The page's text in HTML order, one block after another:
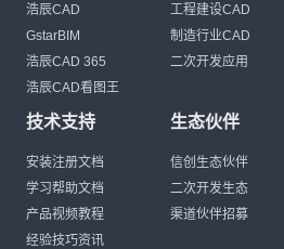
浩辰CAD
GstarBIM
浩辰CAD 365
浩辰CAD看图王
工程建设CAD
制造行业CAD
二次开发应用
技术支持
安装注册文档
学习帮助文档
产品视频教程
经验技巧资讯
生态伙伴
信创生态伙伴
二次开发生态
渠道伙伴招募